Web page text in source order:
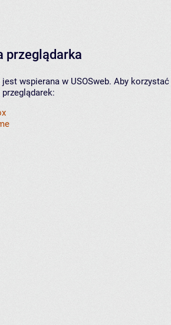
przeglądarka
jest wspierana w USOSweb. Aby